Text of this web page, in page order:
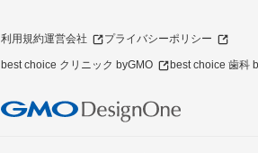
利用規約運営会社 プライバシーポリシー
best choice クリニック byGMO best choice 歯科